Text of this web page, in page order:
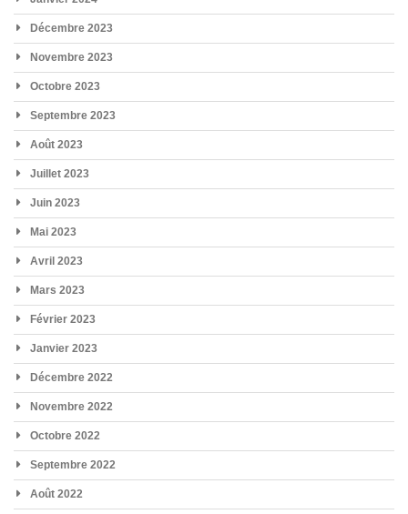
Décembre 2023
Novembre 2023
Octobre 2023
Septembre 2023
Août 2023
Juillet 2023
Juin 2023
Mai 2023
Avril 2023
Mars 2023
Février 2023
Janvier 2023
Décembre 2022
Novembre 2022
Octobre 2022
Septembre 2022
Août 2022